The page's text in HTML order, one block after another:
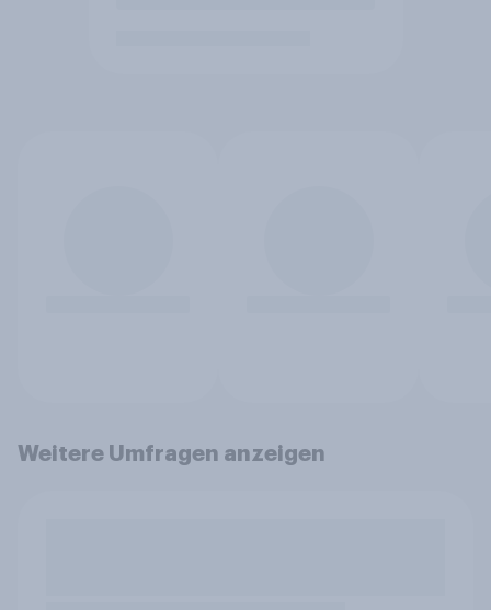
Weitere Umfragen anzeigen